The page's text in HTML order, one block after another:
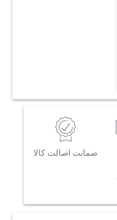
ضمانت اصالت کالا